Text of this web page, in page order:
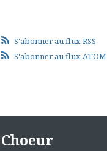
S'abonner au flux RSS
S'abonner au flux ATOM
Choeur